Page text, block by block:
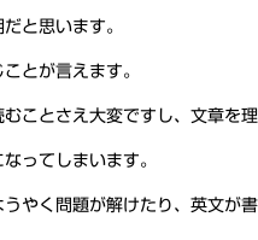
と思います。
とが言えます。
ことさえ大変ですし、文章を理
ってしまいます。
やく問題が解けたり、英文が書